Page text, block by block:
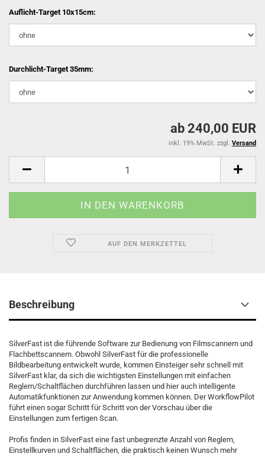
Auflicht-Target 10x15cm:
Durchlicht-Target 35mm:
ab 240,00 EUR
inkl. 19% MwSt. zzgl. Versand
AUF DEN MERKZETTEL
Beschreibung
SilverFast ist die führende Software zur Bedienung von Filmscannern und
Flachbettscannern. Obwohl SilverFast für die professionelle
Bildbearbeitung entwickelt wurde, kommen Einsteiger sehr schnell mit
SilverFast klar, da sich die wichtigsten Einstellungen mit einfachen
Reglern/Schaltflächen durchführen lassen und hier auch intelligente
Automatikfunktionen zur Anwendung kommen können. Der WorkflowPilot
führt einen sogar Schritt für Schritt von der Vorschau über die
Einstellungen zum fertigen Scan.
Profis finden in SilverFast eine fast unbegrenzte Anzahl von Reglern,
Einstellkurven und Schaltflächen, die praktisch keinen Wunsch mehr